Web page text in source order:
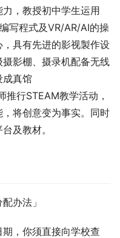
，教授初中学生运用
写程式及VR/AR/AI的操
具有先进的影视製作设
影棚、摄录机配备无线
成真馆
行STEAM教学活动，
将创意变为事实。同时
及教材。
办法」
，你须直接向学校查